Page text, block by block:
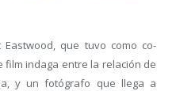
que tuvo como co-
film indaga entre la relación de
y un fotógrafo que llega a